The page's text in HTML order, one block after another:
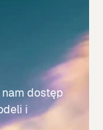
dostęp
i